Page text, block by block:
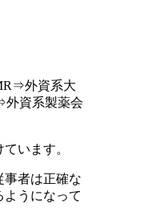
外資系大
資系製薬会
います。
事者は正確な
うになって